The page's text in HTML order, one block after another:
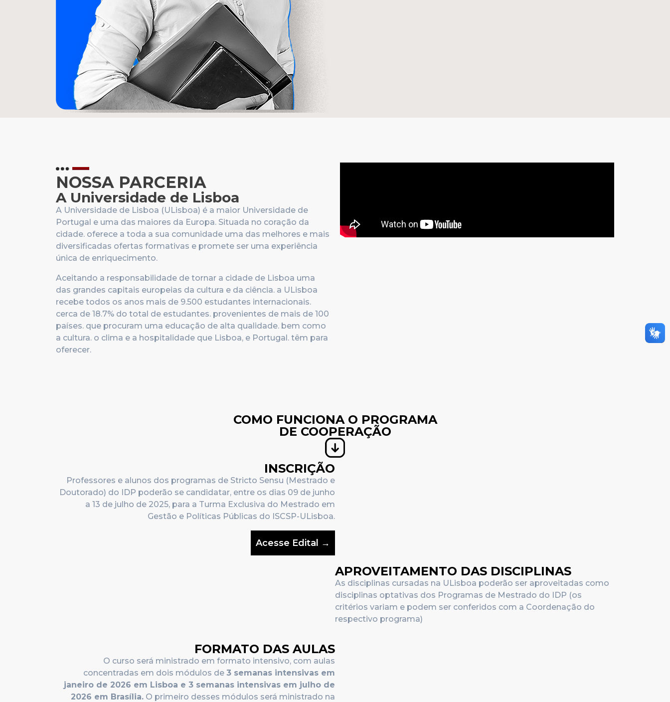
NOSSA PARCERIA
A Universidade de Lisboa
A Universidade de Lisboa (ULisboa) é a maior Universidade de
Portugal e uma das maiores da Europa. Situada no coração da
cidade. oferece a toda a sua comunidade uma das melhores e mais
diversificadas ofertas formativas e promete ser uma experiência
única de enriquecimento.
Aceitando a responsabilidade de tornar a cidade de Lisboa uma
das grandes capitais europeias da cultura e da ciência. a ULisboa
recebe todos os anos mais de 9.500 estudantes internacionais.
cerca de 18.7% do total de estudantes. provenientes de mais de 100
países. que procuram uma educação de alta qualidade. bem como
a cultura. o clima e a hospitalidade que Lisboa, e Portugal. têm para
oferecer.
COMO FUNCIONA O PROGRAMA
DE COOPERAÇÃO
INSCRIÇÃO
Professores e alunos dos programas de Stricto Sensu (Mestrado e
Doutorado) do IDP poderão se candidatar, entre os dias 09 de junho
a 13 de julho de 2025, para a Turma Exclusiva do Mestrado em
Gestão e Políticas Públicas do ISCSP-ULisboa.
Acesse Edital →
APROVEITAMENTO DAS DISCIPLINAS
As disciplinas cursadas na ULisboa poderão ser aproveitadas como
disciplinas optativas dos Programas de Mestrado do IDP (os
critérios variam e podem ser conferidos com a Coordenação do
respectivo programa)
FORMATO DAS AULAS
O curso será ministrado em formato intensivo, com aulas
concentradas em dois módulos de 3 semanas intensivas em
janeiro de 2026 em Lisboa e 3 semanas intensivas em julho de
2026 em Brasília. O primeiro desses módulos será ministrado na